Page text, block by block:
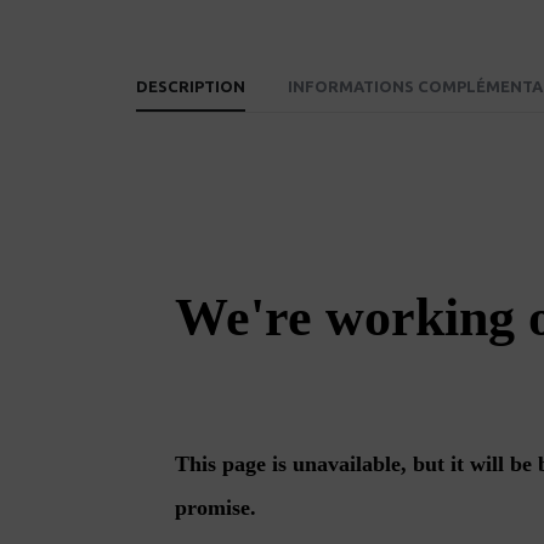
DESCRIPTION INFORMATIONS